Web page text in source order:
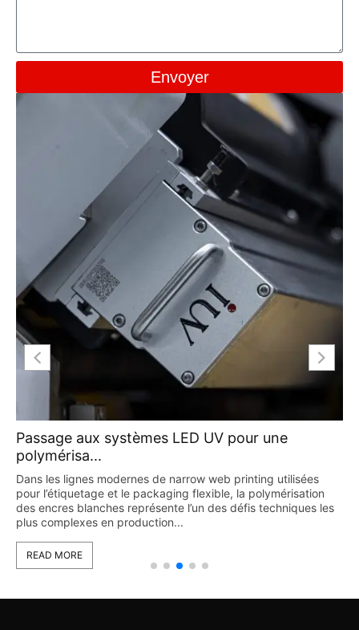
Envoyer
Passage aux systèmes LED UV pour une
polymérisa...
Dans les lignes modernes de narrow web printing utilisées
pour l’étiquetage et le packaging flexible, la polymérisation
des encres blanches représente l’un des défis techniques les
plus complexes en production...
READ MORE